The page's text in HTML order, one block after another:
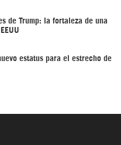
de Trump: la fortaleza de una
estatus para el estrecho de